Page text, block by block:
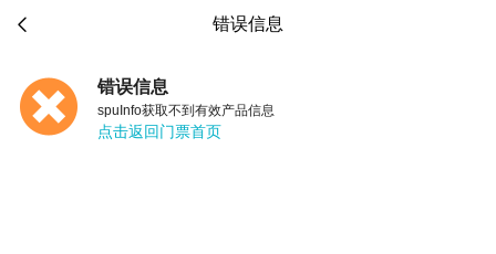
 错误信息
错误信息
spuInfo获取不到有效产品信息
点击返回门票首页